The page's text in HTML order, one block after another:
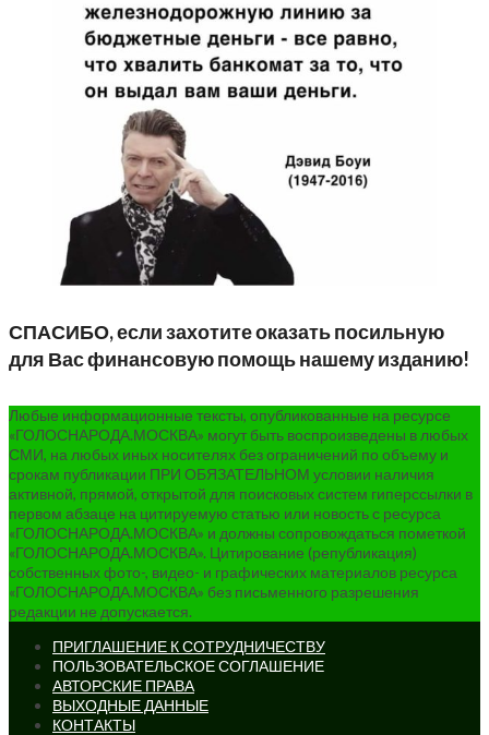
СПАСИБО, если захотите оказать посильную
для Вас финансовую помощь нашему изданию!
Любые информационные тексты, опубликованные на ресурсе
«ГОЛОСНАРОДА.МОСКВА» могут быть воспроизведены в любых
СМИ, на любых иных носителях без ограничений по объему и
срокам публикации ПРИ ОБЯЗАТЕЛЬНОМ условии наличия
активной, прямой, открытой для поисковых систем гиперссылки в
первом абзаце на цитируемую статью или новость с ресурса
«ГОЛОСНАРОДА.МОСКВА» и должны сопровождаться пометкой
«ГОЛОСНАРОДА.МОСКВА». Цитирование (републикация)
собственных фото-, видео- и графических материалов ресурса
«ГОЛОСНАРОДА.МОСКВА» без письменного разрешения
редакции не допускается.
ПРИГЛАШЕНИЕ К СОТРУДНИЧЕСТВУ
ПОЛЬЗОВАТЕЛЬСКОЕ СОГЛАШЕНИЕ
АВТОРСКИЕ ПРАВА
ВЫХОДНЫЕ ДАННЫЕ
КОНТАКТЫ